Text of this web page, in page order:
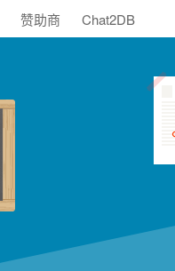
赞助商 Chat2DB